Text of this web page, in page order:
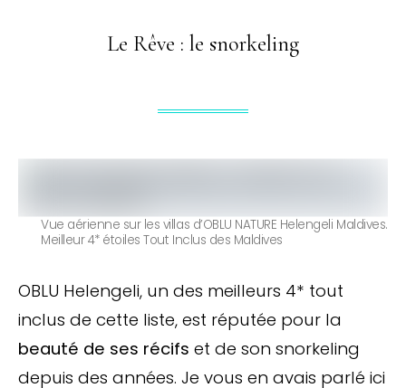
Le Rêve : le snorkeling
Vue aérienne sur les villas d’OBLU NATURE Helengeli Maldives.
Meilleur 4* étoiles Tout Inclus des Maldives
OBLU Helengeli, un des meilleurs 4* tout
inclus de cette liste, est réputée pour la
beauté de ses récifs et de son snorkeling
depuis des années. Je vous en avais parlé ici